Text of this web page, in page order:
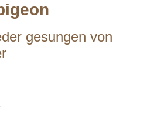
gesungen von